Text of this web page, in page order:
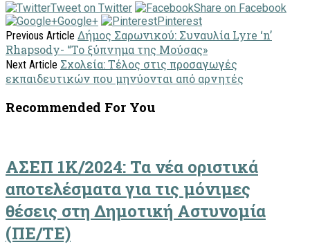
Tweet on Twitter
Share on Facebook
Google+
Pinterest
Previous Article Δήμος Σαρωνικού: Συναυλία Lyre ‘n’
Rhapsody- “To ξύπνημα της Μούσας»
Next Article Σχολεία: Τέλος στις προσαγωγές
εκπαιδευτικών που μηνύονται από αρνητές
Recommended For You
ΑΣΕΠ 1Κ/2024: Τα νέα οριστικά
αποτελέσματα για τις μόνιμες
θέσεις στη Δημοτική Αστυνομία
(ΠΕ/ΤΕ)